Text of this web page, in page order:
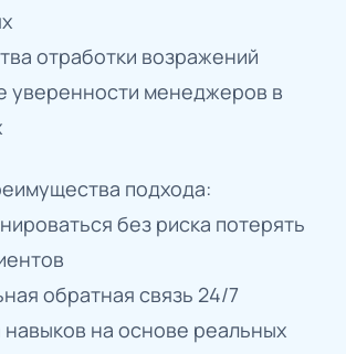
отработки возражений
уверенности менеджеров в
подхода:
без риска потерять
обратная связь 24/7
навыков на основе реальных